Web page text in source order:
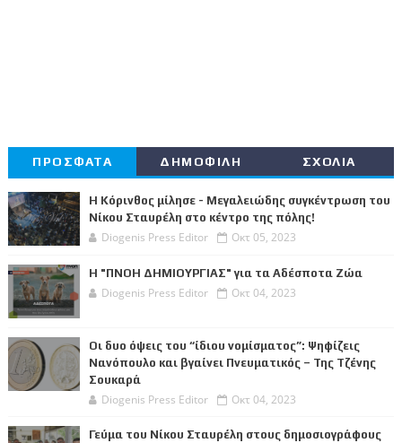
ΠΡΟΣΦΑΤΑ ΔΗΜΟΦΙΛΗ ΣΧΟΛΙΑ
Η Κόρινθος μίλησε - Μεγαλειώδης συγκέντρωση του
Νίκου Σταυρέλη στο κέντρο της πόλης!
Diogenis Press Editor Οκτ 05, 2023
Η "ΠΝΟΗ ΔΗΜΙΟΥΡΓΙΑΣ" για τα Αδέσποτα Ζώα
Diogenis Press Editor Οκτ 04, 2023
Οι δυο όψεις του “ίδιου νομίσματος”: Ψηφίζεις
Νανόπουλο και βγαίνει Πνευματικός – Της Τζένης
Σουκαρά
Diogenis Press Editor Οκτ 04, 2023
Γεύμα του Νίκου Σταυρέλη στους δημοσιογράφους